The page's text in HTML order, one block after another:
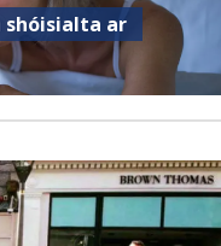
shóisialta ar